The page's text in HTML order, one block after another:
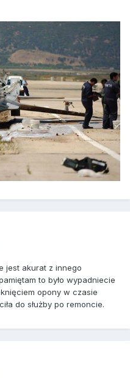
jest akurat z innego
to było wypadniecie
opony w czasie
do służby po remoncie.